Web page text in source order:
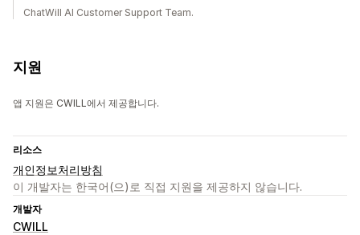
ChatWill AI Customer Support Team.
지원
앱 지원은 CWILL에서 제공합니다.
리소스
개인정보처리방침
이 개발자는 한국어(으)로 직접 지원을 제공하지 않습니다.
개발자
CWILL